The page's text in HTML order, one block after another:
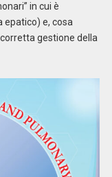
in cui è
epatico) e, cosa
gestione della